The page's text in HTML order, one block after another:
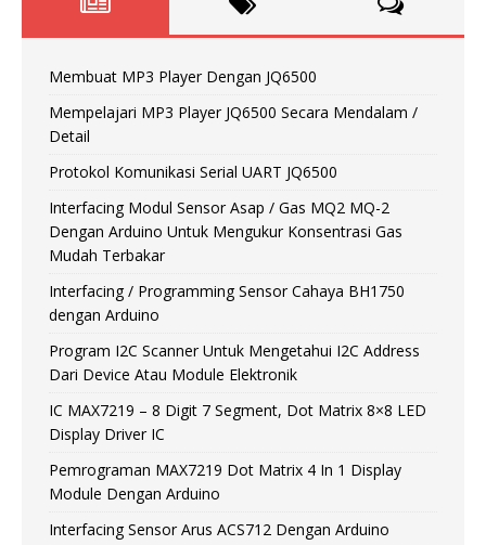
Membuat MP3 Player Dengan JQ6500
Mempelajari MP3 Player JQ6500 Secara Mendalam /
Detail
Protokol Komunikasi Serial UART JQ6500
Interfacing Modul Sensor Asap / Gas MQ2 MQ-2
Dengan Arduino Untuk Mengukur Konsentrasi Gas
Mudah Terbakar
Interfacing / Programming Sensor Cahaya BH1750
dengan Arduino
Program I2C Scanner Untuk Mengetahui I2C Address
Dari Device Atau Module Elektronik
IC MAX7219 – 8 Digit 7 Segment, Dot Matrix 8×8 LED
Display Driver IC
Pemrograman MAX7219 Dot Matrix 4 In 1 Display
Module Dengan Arduino
Interfacing Sensor Arus ACS712 Dengan Arduino